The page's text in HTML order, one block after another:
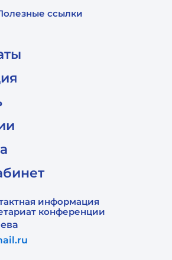
ссылки
информация
конференции